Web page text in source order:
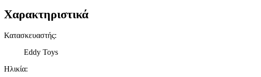
Χαρακτηριστικά
Κατασκευαστής:
Eddy Toys
Ηλικία: